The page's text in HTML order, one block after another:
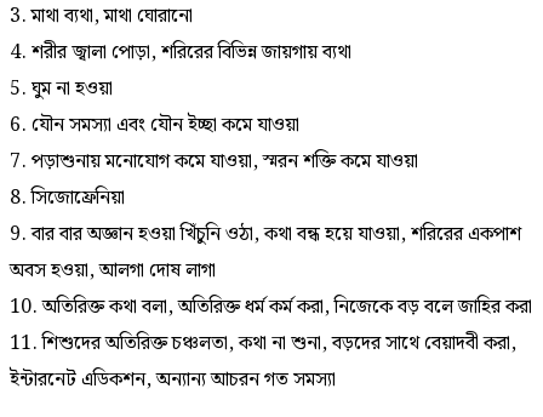
3. মাথা ব্যথা, মাথা ঘোরানো
4. শরীর জ্বালা পোড়া, শরিরের বিভিন্ন জায়গায় ব্যথা
5. ঘুম না হওয়া
6. যৌন সমস্যা এবং যৌন ইচ্ছা কমে যাওয়া
7. পড়াশুনায় মনোযোগ কমে যাওয়া, স্মরন শক্তি কমে যাওয়া
8. সিজোফ্রেনিয়া
9. বার বার অজ্ঞান হওয়া খিঁচুনি ওঠা, কথা বন্ধ হয়ে যাওয়া, শরিরের একপাশ
অবস হওয়া, আলগা দোষ লাগা
10. অতিরিক্ত কথা বলা, অতিরিক্ত ধর্ম কর্ম করা, নিজেকে বড় বলে জাহির করা
11. শিশুদের অতিরিক্ত চঞ্চলতা, কথা না শুনা, বড়দের সাথে বেয়াদবী করা,
ইন্টারনেট এডিকশন, অন্যান্য আচরন গত সমস্যা